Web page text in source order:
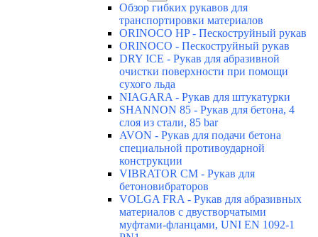
Обзор гибких рукавов для
транспортировки материалов
ORINOCO HP - Пескоструйный рукав
ORINOCO - Пескоструйный рукав
DRY ICE - Рукав для абразивной
очистки поверхности при помощи
сухого льда
NIAGARA - Рукав для штукатурки
SHANNON 85 - Рукав для бетона, 4
слоя из стали, 85 bar
AVON - Рукав для подачи бетона
специальной противоударной
конструкции
VIBRATOR CM - Рукав для
бетоновибраторов
VOLGA FRA - Рукав для абразивных
материалов с двустворчатыми
муфтами-фланцами, UNI EN 1092-1